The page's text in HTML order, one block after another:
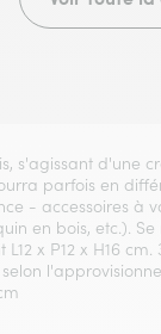
s'agissant d'une
parfois en
- accessoires à
en bois, etc.).
x P12 x H16